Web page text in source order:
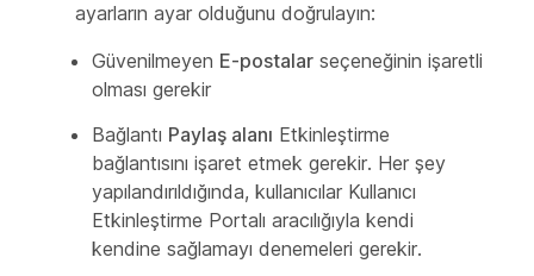
ayarların ayar olduğunu doğrulayın:
Güvenilmeyen E-postalar seçeneğinin işaretli
olması gerekir
Bağlantı Paylaş alanı Etkinleştirme
bağlantısını işaret etmek gerekir. Her şey
yapılandırıldığında, kullanıcılar Kullanıcı
Etkinleştirme Portalı aracılığıyla kendi
kendine sağlamayı denemeleri gerekir.